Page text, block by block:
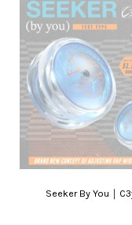
Seeker By You｜